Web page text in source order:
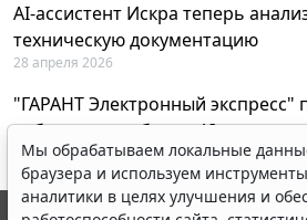
AI-ассистент Искра теперь
техническую документацию
28 апреля 2026
"ГАРАНТ Электронный
вебинар по работе с AI-
23 апреля 2026
Мы обрабатываем локальные
браузера и используем инструменты
аналитики в целях улучшения и